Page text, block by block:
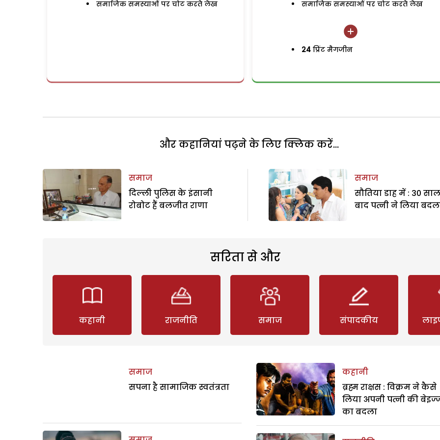
समाजिक समस्याओं पर चोट करते लेख समाजिक समस्याओं पर चोट करते लेख
24 प्रिंट मैगजीन
और कहानियां पढ़ने के लिए क्लिक करें...
समाज
दिल्ली पुलिस के इंसानी
रोबोट हैं बलजीत राणा
समाज
सौतिया डाह में : 30 साल
बाद पत्नी ने लिया
सरिता से और
कहानी राजनीति समाज संपादकीय
समाज
सपना है सामाजिक स्वतंत्रता
कहानी
ब्रह्म राक्षस : विक्रम ने कैसे
लिया अपनी पत्नी की
का बदला